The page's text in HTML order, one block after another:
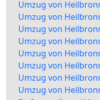
Umzug von
Umzug von
Umzug von
Umzug von
Umzug von
Umzug von
Umzug von
Umzug von